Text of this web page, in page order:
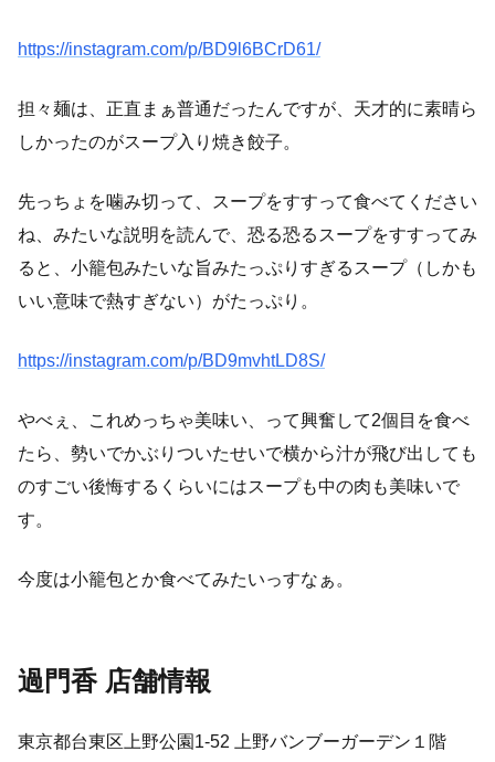
https://instagram.com/p/BD9l6BCrD61/
担々麺は、正直まぁ普通だったんですが、天才的に素晴ら
しかったのがスープ入り焼き餃子。
先っちょを噛み切って、スープをすすって食べてください
ね、みたいな説明を読んで、恐る恐るスープをすすってみ
ると、小籠包みたいな旨みたっぷりすぎるスープ（しかも
いい意味で熱すぎない）がたっぷり。
https://instagram.com/p/BD9mvhtLD8S/
やべぇ、これめっちゃ美味い、って興奮して2個目を食べ
たら、勢いでかぶりついたせいで横から汁が飛び出しても
のすごい後悔するくらいにはスープも中の肉も美味いで
す。
今度は小籠包とか食べてみたいっすなぁ。
過門香 店舗情報
東京都台東区上野公園1-52 上野バンブーガーデン１階